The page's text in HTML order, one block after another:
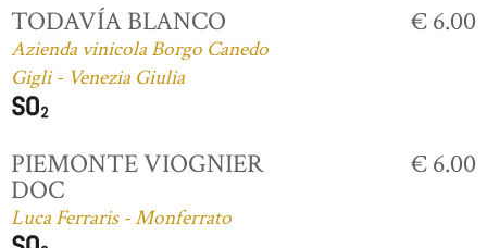
TODAVÍA BLANCO
Azienda vinicola Borgo Canedo
Gigli - Venezia Giulia
€ 6.00
PIEMONTE VIOGNIER
DOC
Luca Ferraris - Monferrato
€ 6.00